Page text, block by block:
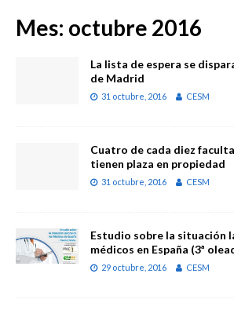
Mes: octubre 2016
La lista de espera se
de Madrid
31 octubre, 2016 CESM
Cuatro de cada diez
tienen plaza en propiedad
31 octubre, 2016 CESM
Estudio sobre la situación
médicos en España (3ª
29 octubre, 2016 CESM